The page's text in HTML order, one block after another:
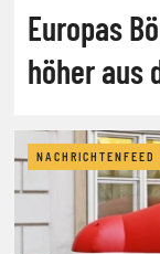
Europas
höher aus
NACHRICHTENFEED